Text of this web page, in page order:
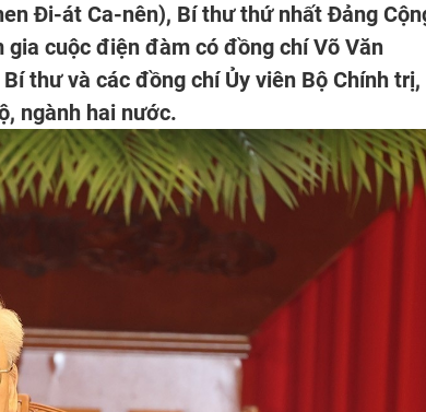
Đi-át Ca-nên), Bí thư thứ nhất Đảng
gia cuộc điện đàm có đồng chí Võ Văn
thư và các đồng chí Ủy viên Bộ Chính trị,
ngành hai nước.